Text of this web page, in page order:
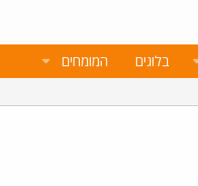
בלוגים המומחים